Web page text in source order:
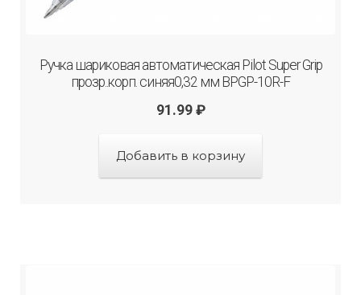
Ручка шариковая автоматическая Pilot Super Grip
прозр..корп. синяя0,32 мм BPGP-10R-F
91.99 ₽
Добавить в корзину